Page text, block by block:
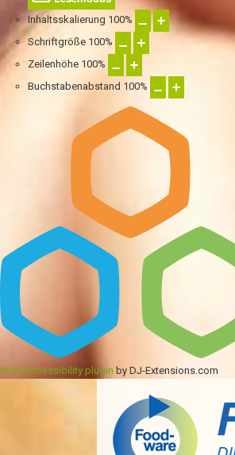
Inhaltsskalierung 100%
Schriftgröße 100%
Zeilenhöhe 100%
Buchstabenabstand 100%
Web Accessibility plugin by DJ-Extensions.com